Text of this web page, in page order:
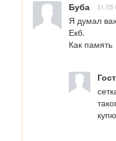
Буба 31.05
Я думал
Екб.
Как память